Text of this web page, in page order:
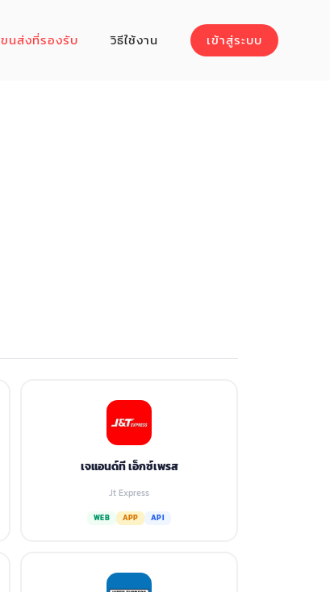
ขนส่งที่รองรับ วิธีใช้งาน เข้าสู่ระบบ
เจแอนด์ที เอ็กซ์เพรส
Jt Express
WEB APP API